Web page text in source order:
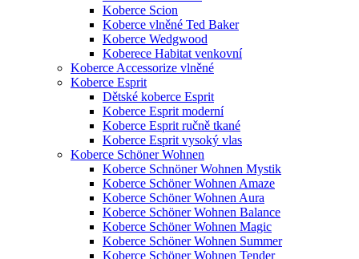
Koberce Scion
Koberce vlněné Ted Baker
Koberce Wedgwood
Koberece Habitat venkovní
Koberce Accessorize vlněné
Koberce Esprit
Dětské koberce Esprit
Koberce Esprit moderní
Koberce Esprit ručně tkané
Koberce Esprit vysoký vlas
Koberce Schöner Wohnen
Koberce Schnöner Wohnen Mystik
Koberce Schöner Wohnen Amaze
Koberce Schöner Wohnen Aura
Koberce Schöner Wohnen Balance
Koberce Schöner Wohnen Magic
Koberce Schöner Wohnen Summer
Koberce Schöner Wohnen Tender